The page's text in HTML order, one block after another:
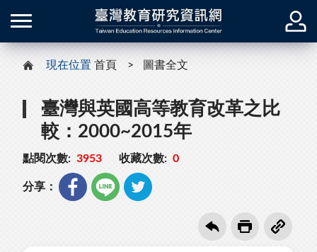
現在位置 首頁 圖書全文
臺灣與英國高等教育改革之比
較：2000~2015年
點閱次數: 3953 收藏次數: 0
分享：